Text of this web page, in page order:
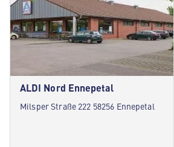
ALDI Nord Ennepetal
Milsper Straße 222 58256 Ennepetal